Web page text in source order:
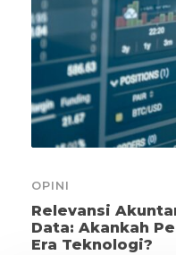
OPINI
Relevansi
Data: Akankah
Era Teknologi?